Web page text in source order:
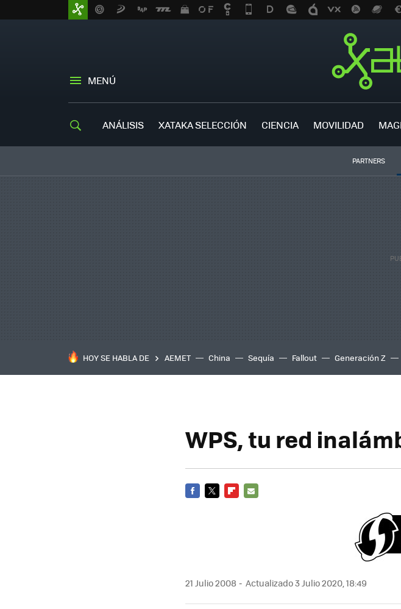
MENÚ
ANÁLISIS XATAKA SELECCIÓN CIENCIA MOVILIDAD
PARTNERS
HOY SE HABLA DE AEMET China Sequía Fallout Generación Z
WPS, tu red
21 Julio 2008 Actualizado 3 Julio 2020, 18:49